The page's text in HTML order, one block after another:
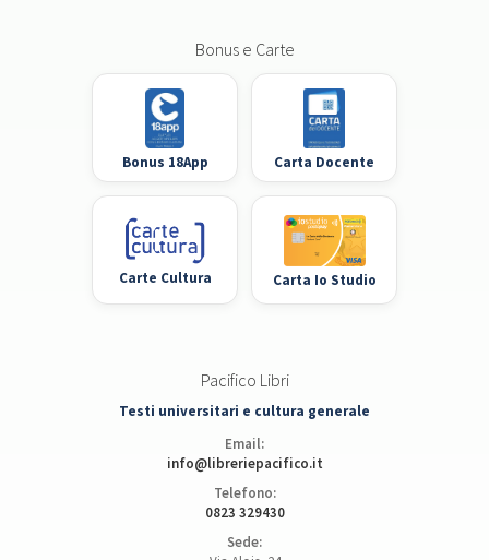
Bonus e Carte
Bonus 18App Carta Docente
Carte Cultura Carta Io Studio
Pacifico Libri
Testi universitari e cultura generale
Email:
info@libreriepacifico.it
Telefono:
0823 329430
Sede: